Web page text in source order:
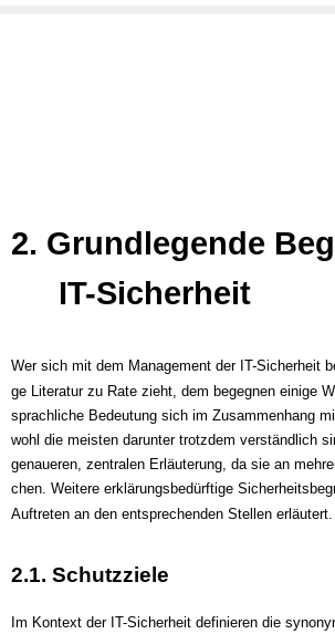
2. Grundlegende
IT-Sicherheit
Wer sich mit dem Management der IT-Sicherheit
ge Literatur zu Rate zieht, dem begegnen einige
sprachliche Bedeutung sich im Zusammenhang
wohl die meisten darunter trotzdem verständlich
genaueren, zentralen Erläuterung, da sie an
chen. Weitere erklärungsbedürftige
Auftreten an den entsprechenden Stellen erläutert.
2.1. Schutzziele
Im Kontext der IT-Sicherheit definieren die